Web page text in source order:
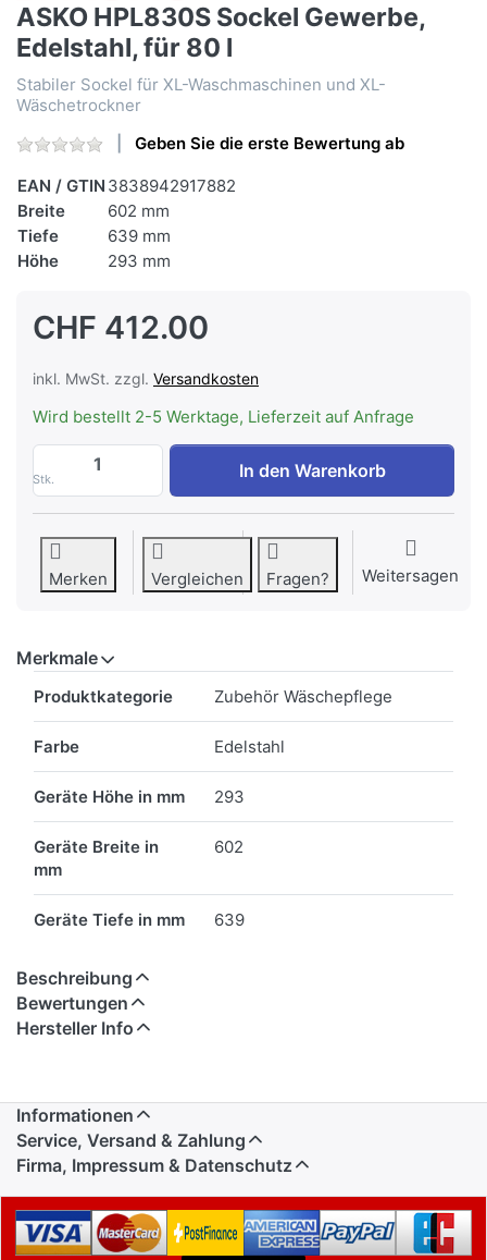
ASKO HPL830S Sockel Gewerbe,
Edelstahl, für 80 l
Stabiler Sockel für XL-Waschmaschinen und XL-
Wäschetrockner
Geben Sie die erste Bewertung ab
EAN / GTIN 3838942917882
Breite
602 mm
Tiefe
639 mm
Höhe
293 mm
CHF 412.00
inkl. MwSt. zzgl. Versandkosten
Wird bestellt 2-5 Werktage, Lieferzeit auf Anfrage
Stk.
ASKO HPL830S Sockel Gewerbe,
In den Warenkorb
Merken Vergleichen Fragen? Weitersagen
Merkmale
Produktkategorie Zubehör Wäschepflege
Farbe Edelstahl
Geräte Höhe in mm 293
Geräte Breite in
mm
602
Geräte Tiefe in mm 639
Beschreibung
Bewertungen
Hersteller Info
Informationen
Service, Versand & Zahlung
Firma, Impressum & Datenschutz